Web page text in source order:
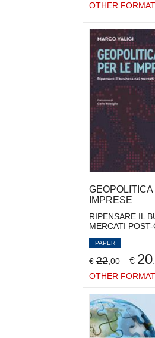
OTHER
IMPRESE
RIPENSARE IL
MERCATI
PAPER
€22,00 € 20
OTHER